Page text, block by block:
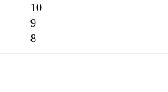
10
9
8